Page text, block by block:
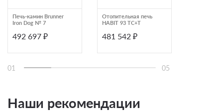
Печь-камин Brunner
Iron Dog № 7
492 697 ₽
Отопительная печь
HABIT 93 TC+T
481 542 ₽
01 05
Наши рекомендации